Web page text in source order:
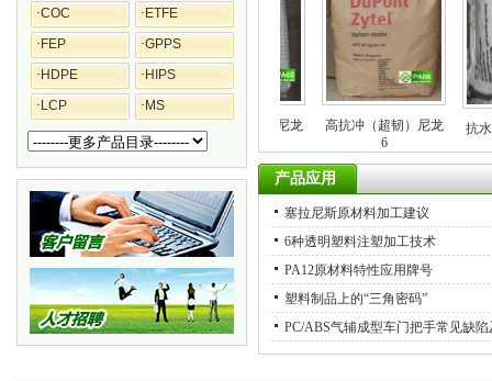
·COC · ETFE
· FEP ·GPPS
· HDPE · HIPS
· LCP · MS
导电PA6工程塑料,
抗静电（导电）尼龙
高抗冲（超韧）尼龙
抗水
产品应用
塞拉尼斯原材料加工建议
6种透明塑料注塑加工技术
PA12原材料特性应用牌号
塑料制品上的“三角密码”
PC/ABS气辅成型车门把手常见缺